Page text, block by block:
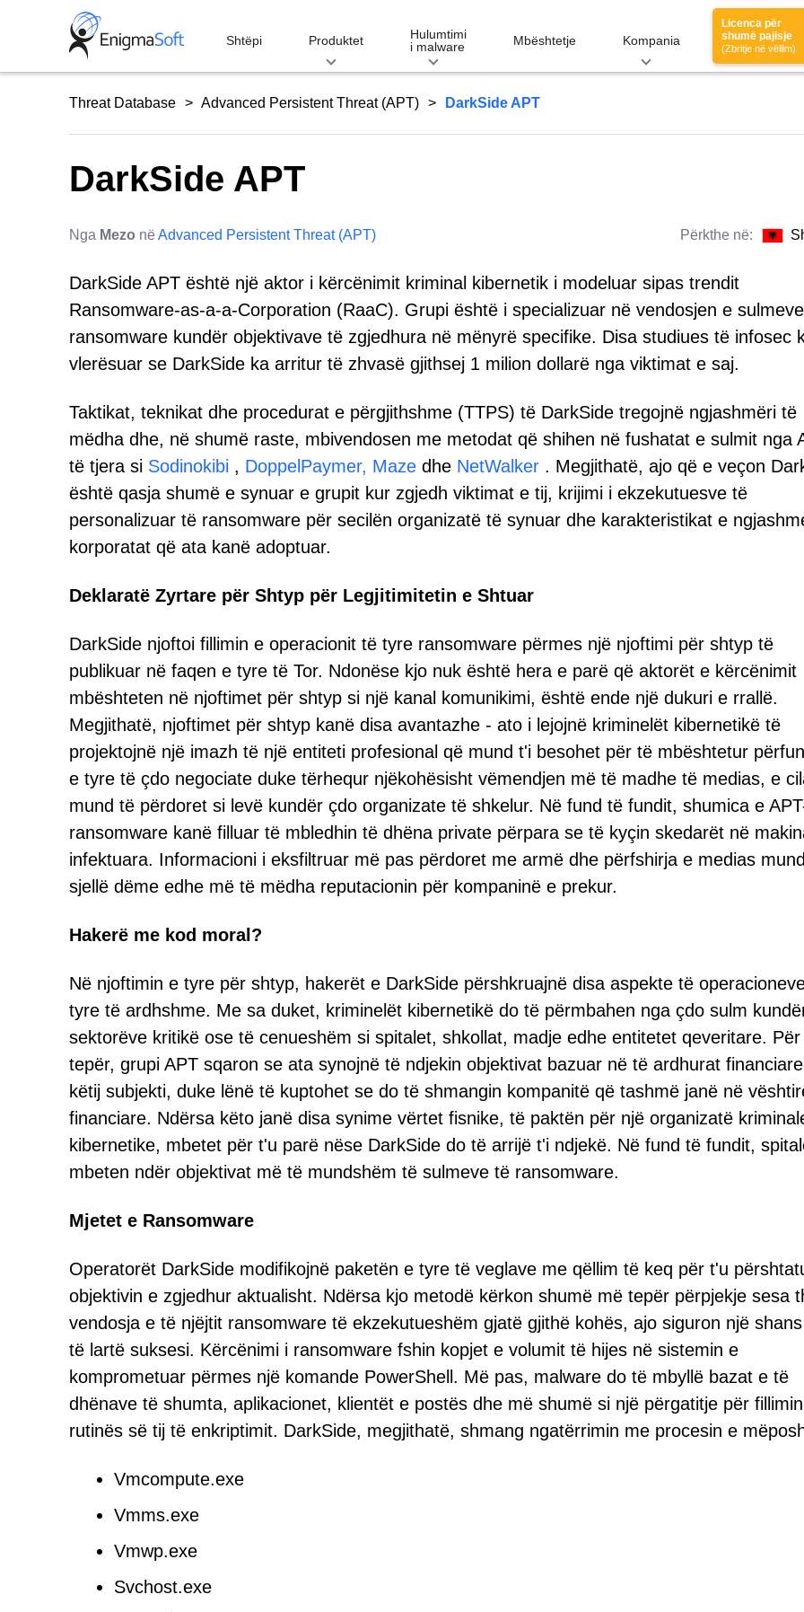
Shtëpi Produktet
Hulumtimi
i malware
Mbështetje Kompania
Licenca për
shumë pajisje
(Zbritje në vëllim)
Threat Database Advanced Persistent Threat (APT) DarkSide APT
DarkSide APT
Nga Mezo në Advanced Persistent Threat (APT) Përkthe në:
DarkSide APT është një aktor i kërcënimit kriminal kibernetik i modeluar sipas trendit
Ransomware-as-a-a-Corporation (RaaC). Grupi është i specializuar në vendosjen e sulmeve
ransomware kundër objektivave të zgjedhura në mënyrë specifike. Disa studiues të infosec
vlerësuar se DarkSide ka arritur të zhvasë gjithsej 1 milion dollarë nga viktimat e saj.
Taktikat, teknikat dhe procedurat e përgjithshme (TTPS) të DarkSide tregojnë ngjashmëri të
mëdha dhe, në shumë raste, mbivendosen me metodat që shihen në fushatat e sulmit nga
të tjera si Sodinokibi , DoppelPaymer, Maze dhe NetWalker . Megjithatë, ajo që e veçon
është qasja shumë e synuar e grupit kur zgjedh viktimat e tij, krijimi i ekzekutuesve të
personalizuar të ransomware për secilën organizatë të synuar dhe karakteristikat e
korporatat që ata kanë adoptuar.
Deklaratë Zyrtare për Shtyp për Legjitimitetin e Shtuar
DarkSide njoftoi fillimin e operacionit të tyre ransomware përmes një njoftimi për shtyp të
publikuar në faqen e tyre të Tor. Ndonëse kjo nuk është hera e parë që aktorët e kërcënimit
mbështeten në njoftimet për shtyp si një kanal komunikimi, është ende një dukuri e rrallë.
Megjithatë, njoftimet për shtyp kanë disa avantazhe - ato i lejojnë kriminelët kibernetikë të
projektojnë një imazh të një entiteti profesional që mund t'i besohet për të mbështetur
e tyre të çdo negociate duke tërhequr njëkohësisht vëmendjen më të madhe të medias, e
mund të përdoret si levë kundër çdo organizate të shkelur. Në fund të fundit, shumica e
ransomware kanë filluar të mbledhin të dhëna private përpara se të kyçin skedarët në
infektuara. Informacioni i eksfiltruar më pas përdoret me armë dhe përfshirja e medias
sjellë dëme edhe më të mëdha reputacionin për kompaninë e prekur.
Hakerë me kod moral?
Në njoftimin e tyre për shtyp, hakerët e DarkSide përshkruajnë disa aspekte të
tyre të ardhshme. Me sa duket, kriminelët kibernetikë do të përmbahen nga çdo sulm
sektorëve kritikë ose të cenueshëm si spitalet, shkollat, madje edhe entitetet qeveritare.
tepër, grupi APT sqaron se ata synojnë të ndjekin objektivat bazuar në të ardhurat
këtij subjekti, duke lënë të kuptohet se do të shmangin kompanitë që tashmë janë në
financiare. Ndërsa këto janë disa synime vërtet fisnike, të paktën për një organizatë
kibernetike, mbetet për t'u parë nëse DarkSide do të arrijë t'i ndjekë. Në fund të fundit,
mbeten ndër objektivat më të mundshëm të sulmeve të ransomware.
Mjetet e Ransomware
Operatorët DarkSide modifikojnë paketën e tyre të veglave me qëllim të keq për t'u
objektivin e zgjedhur aktualisht. Ndërsa kjo metodë kërkon shumë më tepër përpjekje sesa
vendosja e të njëjtit ransomware të ekzekutueshëm gjatë gjithë kohës, ajo siguron një
të lartë suksesi. Kërcënimi i ransomware fshin kopjet e volumit të hijes në sistemin e
komprometuar përmes një komande PowerShell. Më pas, malware do të mbyllë bazat e të
dhënave të shumta, aplikacionet, klientët e postës dhe më shumë si një përgatitje për
rutinës së tij të enkriptimit. DarkSide, megjithatë, shmang ngatërrimin me procesin e
Vmcompute.exe
Vmms.exe
Vmwp.exe
Svchost.exe